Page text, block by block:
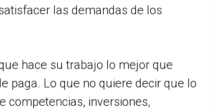
las demandas de los
hace su trabajo lo mejor que
paga. Lo que no quiere decir que lo
competencias, inversiones,